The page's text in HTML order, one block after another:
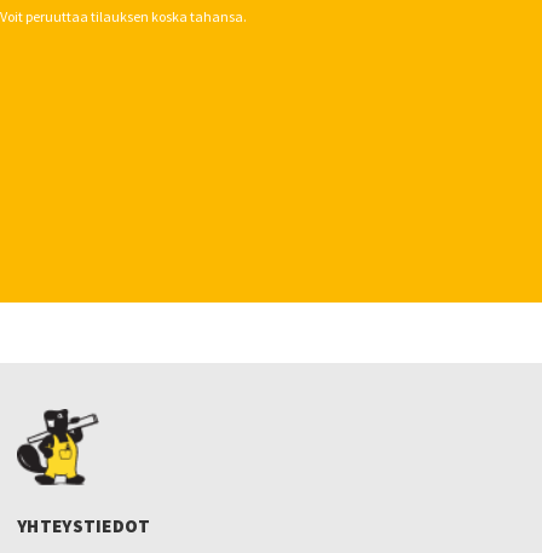
Voit peruuttaa tilauksen koska tahansa.
YHTEYSTIEDOT